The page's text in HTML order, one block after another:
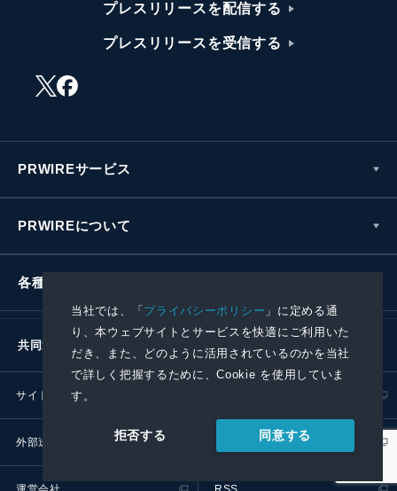
当社では、「プライバシーポリシー 」に定める通
り、本ウェブサイトとサービスを快適にご利用いた
だき、また、どのように活用されているのかを当社
で詳しく把握するために、Cookie を使用していま
す。
拒否する 同意する
プレスリリースを配信する
プレスリリースを受信する
PRWIREサービス
PRWIREについて
各種お問い合わせ
共同通信社グループ
サイトポリシー
外部送信ポリシー プレスリリース取扱基準